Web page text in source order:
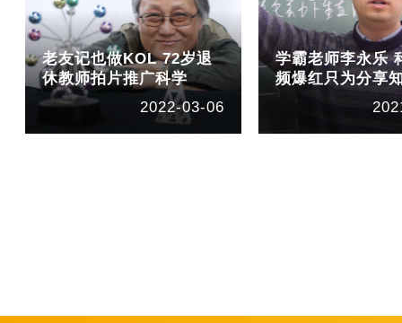
老友记也做KOL 72岁退
休教师拍片推广科学
2022-03-06
学霸老师李永乐
频爆红只为分享